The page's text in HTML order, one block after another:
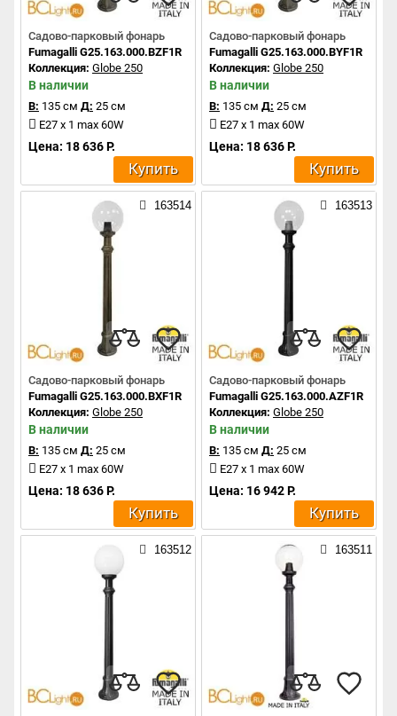
Садово-парковый фонарь
Fumagalli G25.163.000.BZF1R
Коллекция: Globe 250
В наличии
В: 135 см Д: 25 см
E27 x 1 max 60W
Цена: 18 636 Р.
Купить
Садово-парковый фонарь
Fumagalli G25.163.000.BYF1R
Коллекция: Globe 250
В наличии
В: 135 см Д: 25 см
E27 x 1 max 60W
Цена: 18 636 Р.
Купить
163514
Садово-парковый фонарь
Fumagalli G25.163.000.BXF1R
Коллекция: Globe 250
В наличии
В: 135 см Д: 25 см
E27 x 1 max 60W
Цена: 18 636 Р.
Купить
163513
Садово-парковый фонарь
Fumagalli G25.163.000.AZF1R
Коллекция: Globe 250
В наличии
В: 135 см Д: 25 см
E27 x 1 max 60W
Цена: 16 942 Р.
Купить
163512 163511